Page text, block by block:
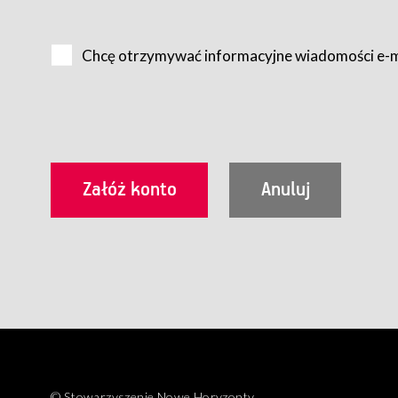
Usługobiorca przed rozpoczęciem korzystania z
utrwalenie i wydrukowanie.
§ 3
Korzystanie ze wszystkich aplikacji Serwisu może być
Chcę otrzymywać informacyjne wiadomości e-